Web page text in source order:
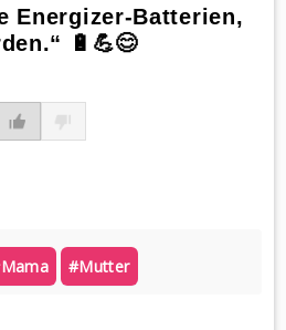
Energizer-Batterien,
🔋💪😊
#mutter